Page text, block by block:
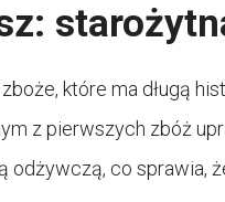
które ma długą
z pierwszych zbóż
odżywczą, co sprawia,